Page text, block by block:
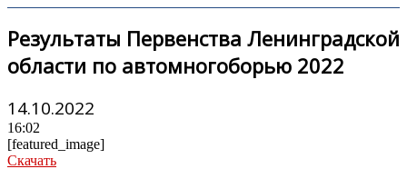
Результаты Первенства Ленинградской
области по автомногоборью 2022
14.10.2022
16:02
[featured_image]
Скачать